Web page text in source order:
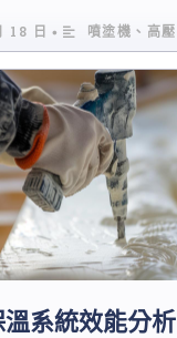
18 日 • 噴塗機、高
系統效能分